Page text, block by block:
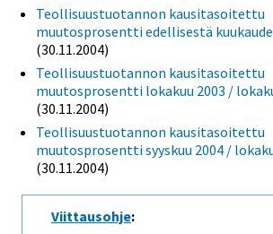
Teollisuustuotannon kausitasoitettu
muutosprosentti edellisestä
(30.11.2004)
Teollisuustuotannon kausitasoitettu
muutosprosentti lokakuu 2003 /
(30.11.2004)
Teollisuustuotannon kausitasoitettu
muutosprosentti syyskuu 2004 /
(30.11.2004)
Viittausohje: